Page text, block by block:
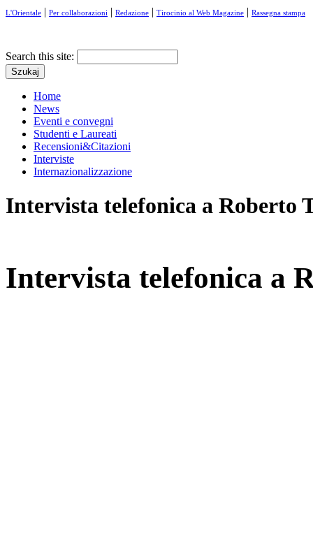
L'Orientale | Per collaborazioni | Redazione | Tirocinio al Web Magazine | Rassegna stampa
Search this site:
Home
News
Eventi e convegni
Studenti e Laureati
Recensioni&Citazioni
Interviste
Internazionalizzazione
Intervista telefonica a Roberto
Intervista telefonica a